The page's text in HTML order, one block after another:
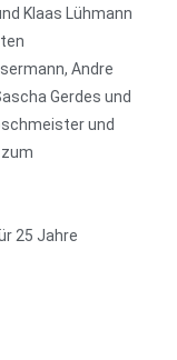
Klaas Lühmann
Andre
Gerdes und
und
25 Jahre